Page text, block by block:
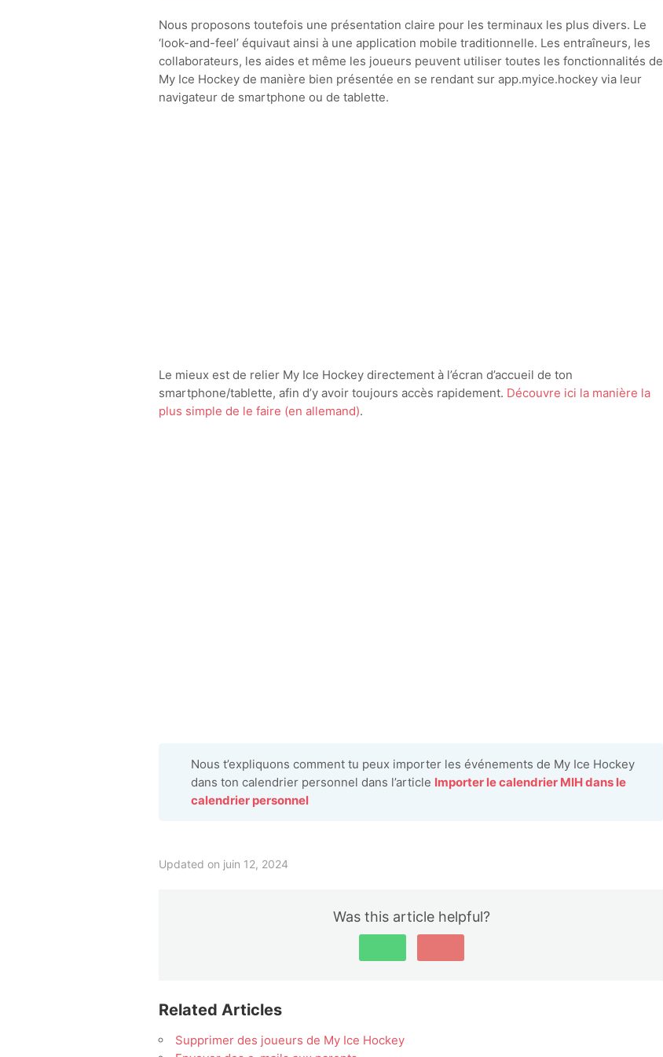
Nous proposons toutefois une présentation claire pour les terminaux les plus divers. Le
‘look-and-feel’ équivaut ainsi à une application mobile traditionnelle. Les entraîneurs, les
collaborateurs, les aides et même les joueurs peuvent utiliser toutes les fonctionnalités de
My Ice Hockey de manière bien présentée en se rendant sur app.myice.hockey via leur
navigateur de smartphone ou de tablette.
Le mieux est de relier My Ice Hockey directement à l’écran d’accueil de ton
smartphone/tablette, afin d’y avoir toujours accès rapidement. Découvre ici la manière la
plus simple de le faire (en allemand).
Nous t’expliquons comment tu peux importer les événements de My Ice Hockey
dans ton calendrier personnel dans l’article Importer le calendrier MIH dans le
calendrier personnel
Updated on juin 12, 2024
Was this article helpful?
Related Articles
Supprimer des joueurs de My Ice Hockey